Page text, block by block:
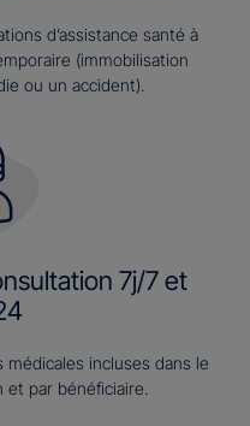
d’assistance santé à
(immobilisation
ou un accident).
7j/7 et
incluses dans le
et par bénéficiaire.